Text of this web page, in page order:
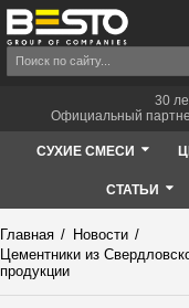
30
Официальный
СУХИЕ СМЕСИ
СТАТЬИ
Главная / Новости /
Цементники из
продукции